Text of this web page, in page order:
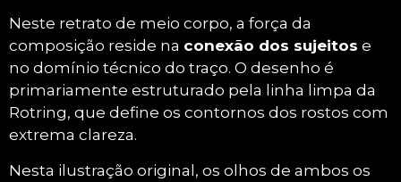
Neste retrato de meio corpo, a força da
composição reside na conexão dos sujeitos e
no domínio técnico do traço. O desenho é
primariamente estruturado pela linha limpa da
Rotring, que define os contornos dos rostos com
extrema clareza.
Nesta ilustração original, os olhos de ambos os